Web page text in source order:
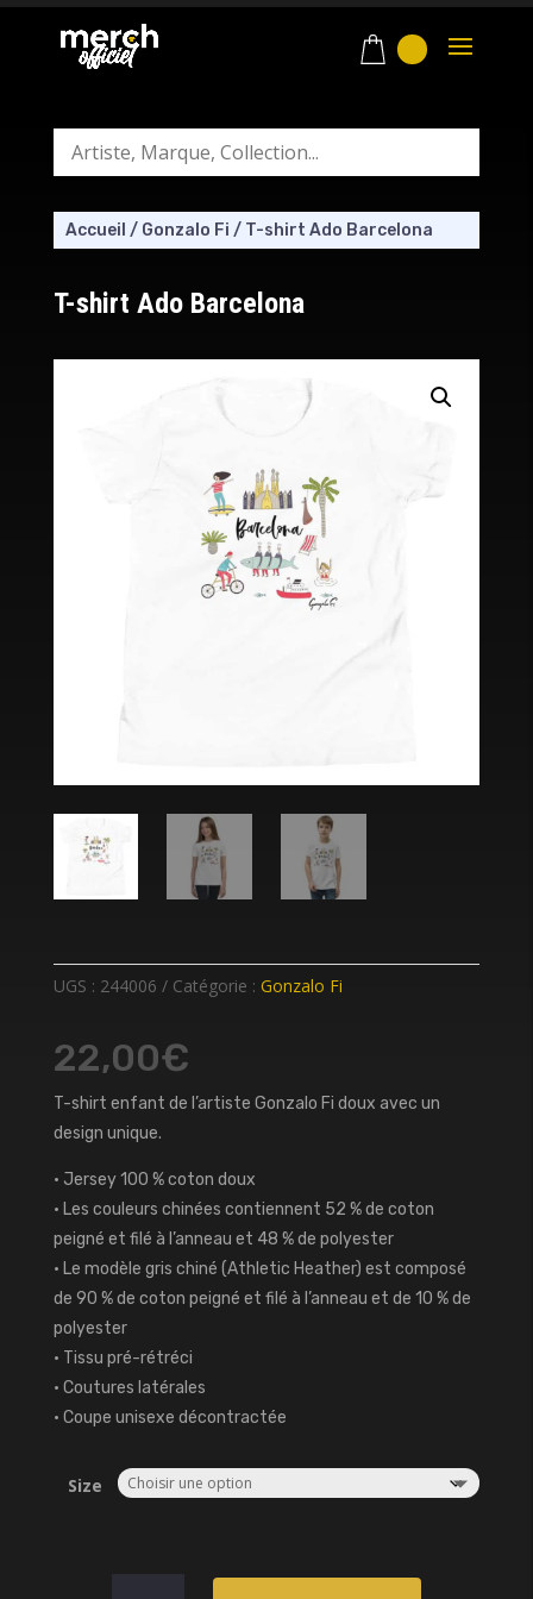
Accueil / Gonzalo Fi / T-shirt Ado Barcelona
T-shirt Ado Barcelona
UGS : 244006 Catégorie : Gonzalo Fi
22,00€
T-shirt enfant de l’artiste Gonzalo Fi doux avec un
design unique.
• Jersey 100 % coton doux
• Les couleurs chinées contiennent 52 % de coton
peigné et filé à l’anneau et 48 % de polyester
• Le modèle gris chiné (Athletic Heather) est composé
de 90 % de coton peigné et filé à l’anneau et de 10 % de
polyester
• Tissu pré-rétréci
• Coutures latérales
• Coupe unisexe décontractée
Size